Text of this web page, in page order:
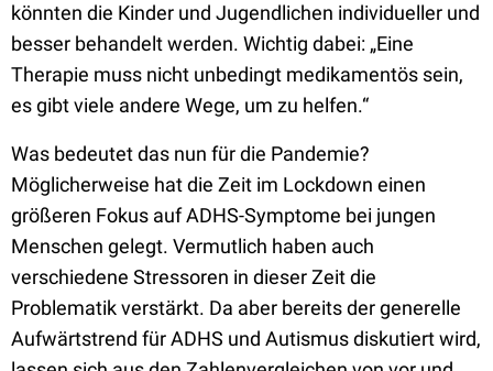
könnten die Kinder und Jugendlichen individueller und
besser behandelt werden. Wichtig dabei: „Eine
Therapie muss nicht unbedingt medikamentös sein,
es gibt viele andere Wege, um zu helfen.“
Was bedeutet das nun für die Pandemie?
Möglicherweise hat die Zeit im Lockdown einen
größeren Fokus auf ADHS-Symptome bei jungen
Menschen gelegt. Vermutlich haben auch
verschiedene Stressoren in dieser Zeit die
Problematik verstärkt. Da aber bereits der generelle
Aufwärtstrend für ADHS und Autismus diskutiert wird,